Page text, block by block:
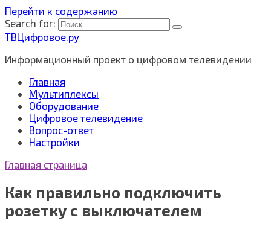
Перейти к содержанию
Search for:
ТВЦифровое.ру
Информационный проект о цифровом телевидении
Главная
Мультиплексы
Оборудование
Цифровое телевидение
Вопрос-ответ
Настройки
Главная страница
Как правильно подключить
розетку с выключателем